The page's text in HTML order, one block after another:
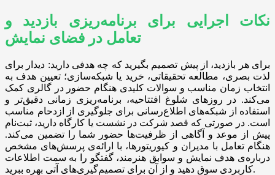
نکات اجرایی برای برنامه‌ریزی بازدید و
تعامل در فضای نمایش
برای هر بازدید، از پیش تصمیم بگیرید که چه هدفی دارید: دیدار برای
لذت بصری، مطالعه تحقیقاتی، خرید یا شبکه‌سازی؛ تعیین هدف به
انتخاب زمان مناسب و سوالات کلیدی هنگام حضور در گالری کمک
می‌کند. در روزهای شلوغ افتتاحیه، برنامه‌ریزی زمانی دقیق‌تر و
استفاده از شبکه‌های اطلاع‌رسانی برای جلوگیری از ازدحام مناسب
است. در صورتی که قصد شرکت در نشست یا کارگاه دارید، ثبت‌نام
پیش از موعد و آگاهی از ظرفیت‌ها حضور شما را تضمین می‌کند.
هنگام تعامل با مدیران و کیوریتورها، با ارائه‌ی پرسش‌های مشخص
درباره‌ی هدف نمایش و سوابق هنرمند، گفتگو را به سمت اطلاعات
کاربردی سوق دهید و از آن برای تصمیم‌گیری‌های آتی بهره ببرید.